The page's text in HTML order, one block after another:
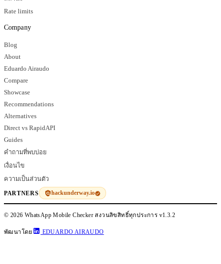
Rate limits
Company
Blog
About
Eduardo Airaudo
Compare
Showcase
Recommendations
Alternatives
Direct vs RapidAPI
Guides
คำถามที่พบบ่อย
เงื่อนไข
ความเป็นส่วนตัว
PARTNERS hackunderway.io
© 2026 WhatsApp Mobile Checker สงวนลิขสิทธิ์ทุกประการ v1.3.2
พัฒนาโดย EDUARDO AIRAUDO